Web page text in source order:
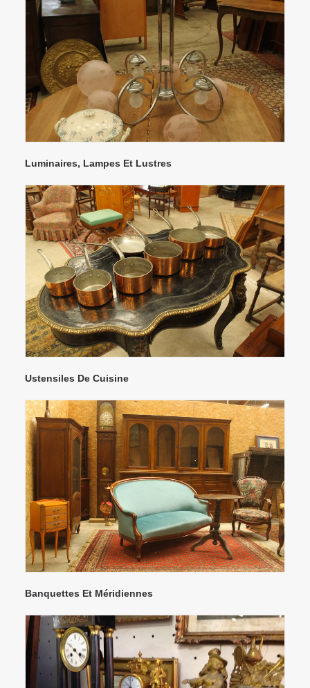
Luminaires, Lampes Et Lustres
Ustensiles De Cuisine
Banquettes Et Méridiennes